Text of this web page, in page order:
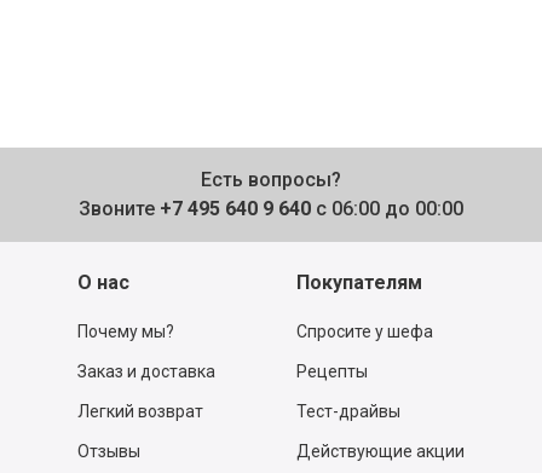
Есть вопросы?
Звоните +7 495 640 9 640 с 06:00 до 00:00
О нас
Почему мы?
Заказ и доставка
Легкий возврат
Отзывы
Покупателям
Спросите у шефа
Рецепты
Тест-драйвы
Действующие акции